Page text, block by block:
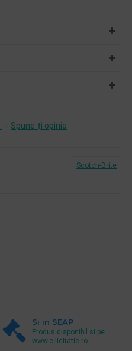
- Spune-ţi opinia
Scotch-Brite
Si in SEAP
Produs disponibil si pe
www.e-licitatie.ro